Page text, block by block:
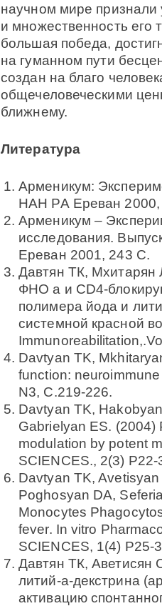
научном мире признали
и множественность его
большая победа,
на гуманном пути
создан на благо
общечеловеческими
ближнему.
Литература
Арменикум:
НАН РА Ереван
Арменикум –
исследования.
Ереван 2001, 243 С.
Давтян ТК,
ФНО a и CD4-
полимера йода и
системной красной
Davtyan TK,
function:
N3, С.219-226.
Davtyan TK,
Gabrielyan ES.
modulation by potent
SCIENCES., 2(3) P22-
Davtyan TK,
Poghosyan DA,
Monocytes
fever. In vitro
SCIENCES, 1(4) P25-
Давтян ТК, Аветисян
литий-a-декстрина
активацию